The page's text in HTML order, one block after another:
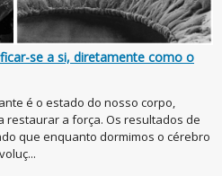
se a si, diretamente como o
é o estado do nosso corpo,
restaurar a força. Os resultados de
que enquanto dormimos o cérebro